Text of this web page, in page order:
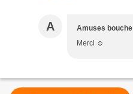
A Amuses bouche
Merci ☺️